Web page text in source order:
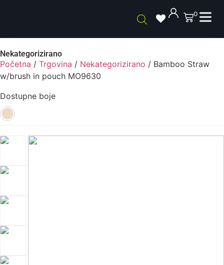
0
Nekategorizirano
Početna / Trgovina / Nekategorizirano / Bamboo Straw
w/brush in pouch MO9630
Dostupne boje